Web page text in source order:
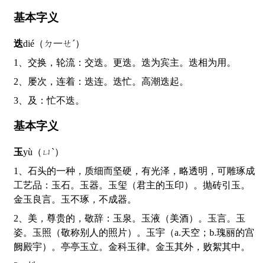
基本字义
迭dié（ㄉ一ㄝˊ）
1、交换，轮流：交迭。更迭。迭为宾主。迭相为用。
2、屡次，连着：迭连。迭忙。高潮迭起。
3、及：忙不迭。
基本字义
玉yù（ㄩˋ）
1、石头的一种，质细而坚硬，有光泽，略透明，可雕琢成
工艺品：玉石。玉器。玉玺（君主的玉印）。抛砖引玉。
金玉良言。玉不琢，不成器。
2、美，尊贵的，敬辞：玉泉。玉液（美酒）。玉言。玉
姿。玉照（敬称别人的照片）。玉宇（a.天空；b.瑰丽的宫
阙殿宇）。亭亭玉立。金科玉律。金玉其外，败絮其中。